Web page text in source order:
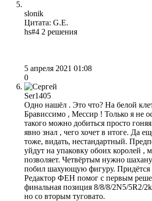
slonik
Цитата: G.E.
hs#4 2 решения
5 апреля 2021 01:08
0
Ser1405
Одно нашёл . Это что? На белой
Брависсимо , Мессир ! Только я не
такого можно добиться просто
явно знал , чего хочет в итоге. Да
тоже, видать, нестандартный.
уйдут на упаковку обоих королей ,
позволяет. Четвёртым нужно
побил шахующую фигуру. Придётся
Редактор ФЕН помог с первым
финальная позиция 8/8/8/2N5/5R2/
но со вторым туговато.